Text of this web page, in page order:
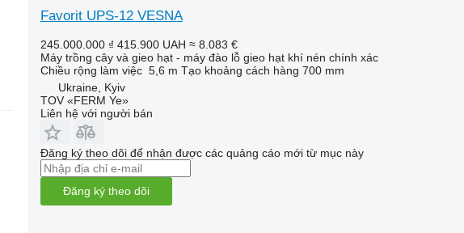
Favorit UPS-12 VESNA
245.000.000 ₫ 415.900 UAH ≈ 8.083 €
Máy trồng cây và gieo hạt - máy đào lỗ gieo hạt khí nén chính xác
Chiều rộng làm việc 5,6 m Tạo khoảng cách hàng 700 mm
Ukraine, Kyiv
TOV «FERM Ye»
Liên hệ với người bán
Đăng ký theo dõi để nhận được các quảng cáo mới từ mục này
Đăng ký theo dõi